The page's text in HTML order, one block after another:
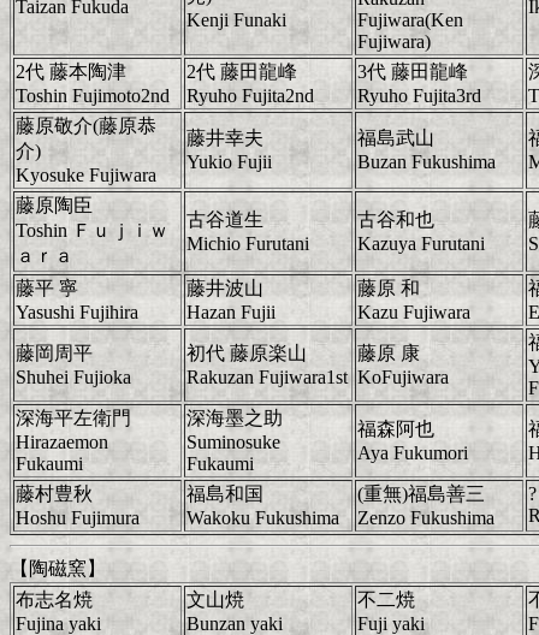
Taizan Fukuda
Kenji Funaki
Fujiwara(Ken
Fujiwara)
2代 藤本陶津
Toshin Fujimoto2nd
2代 藤田龍峰
Ryuho Fujita2nd
3代 藤田龍峰
Ryuho Fujita3rd
藤原敬介(藤原恭
介)
Kyosuke Fujiwara
藤井幸夫
Yukio Fujii
福島武山
Buzan Fukushima
藤原陶臣
Toshin Ｆｕｊｉｗ
ａｒａ
古谷道生
Michio Furutani
古谷和也
Kazuya Furutani
藤平 寧
Yasushi Fujihira
藤井波山
Hazan Fujii
藤原 和
Kazu Fujiwara
藤岡周平
Shuhei Fujioka
初代 藤原楽山
Rakuzan Fujiwara1st
藤原 康
KoFujiwara
深海平左衛門
Hirazaemon
Fukaumi
深海墨之助
Suminosuke
Fukaumi
福森阿也
Aya Fukumori
藤村豊秋
Hoshu Fujimura
福島和国
Wakoku Fukushima
(重無)福島善三
Zenzo Fukushima
?
【陶磁窯】
布志名焼
Fujina yaki
文山焼
Bunzan yaki
不二焼
Fuji yaki